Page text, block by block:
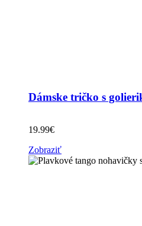
Dámske tričko s
19.99€
Zobraziť